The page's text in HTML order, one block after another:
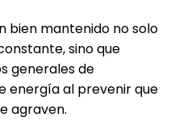
bien mantenido no solo
sino que
generales de
energía al prevenir que
agraven.